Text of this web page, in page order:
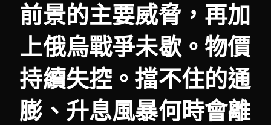
前景的主要威脅，再加
上俄烏戰爭未歇。物價
持續失控。擋不住的通
膨、升息風暴何時會離